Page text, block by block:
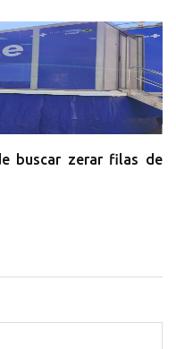
buscar zerar filas de